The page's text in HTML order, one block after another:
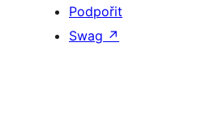
Podpořit
Swag ↗